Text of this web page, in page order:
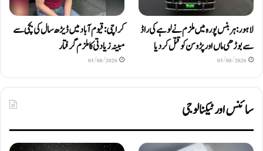
لاہور: ہربنس پورہ میں ملزم نے لوہے کی راڈ
سے بوڑھی ماں اور پڑوسن کو قتل کر دیا
05/08/2026
کراچی: قیوم آباد میں ڈیڑھ سال کی بچی سے
مبینہ زیادتی کا ملزم گرفتار
05/08/2026
سائنس اور ٹیکنالوجی